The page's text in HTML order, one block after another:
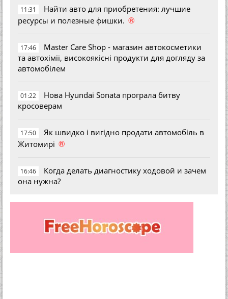
11:31
Найти авто для приобретения: лучшие
ресурсы и полезные фишки. ®
17:46
Master Care Shop - магазин автокосметики
та автохімії, високоякісні продукти для догляду за
автомобілем
01:22
Нова Hyundai Sonata програла битву
кросоверам
17:50
Як швидко і вигідно продати автомобіль в
Житомирі ®
16:46
Когда делать диагностику ходовой и зачем
она нужна?